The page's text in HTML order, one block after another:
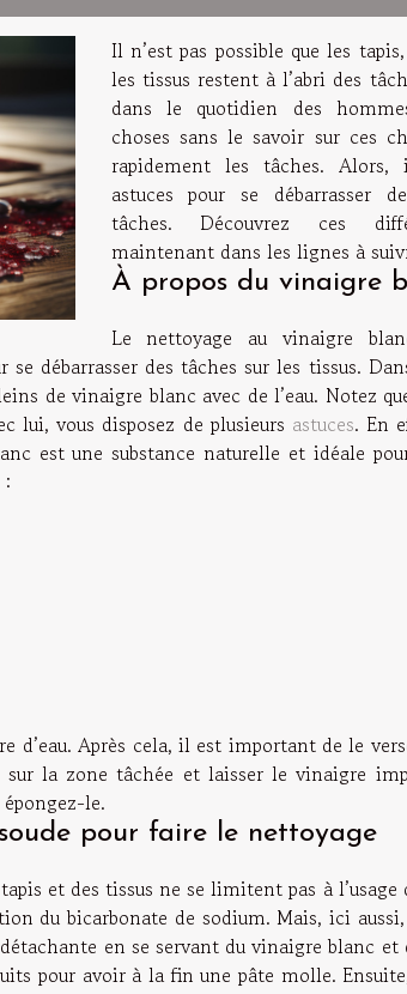
Il n’est pas possible que les
les tissus restent à l’abri des
dans le quotidien des
choses sans le savoir sur ces
rapidement les tâches.
astuces pour se débarrasser
tâches. Découvrez ces
maintenant dans les lignes à
À propos du vinaigre
Le nettoyage au vinaigre
débarrasser des tâches sur les tissus.
de vinaigre blanc avec de l’eau. Notez
lui, vous disposez de plusieurs astuces. En
est une substance naturelle et idéale
d’eau. Après cela, il est important de le
sur la zone tâchée et laisser le vinaigre
le.
pour faire le nettoyage
et des tissus ne se limitent pas à
du bicarbonate de sodium. Mais, ici
en se servant du vinaigre blanc et
pour avoir à la fin une pâte molle.